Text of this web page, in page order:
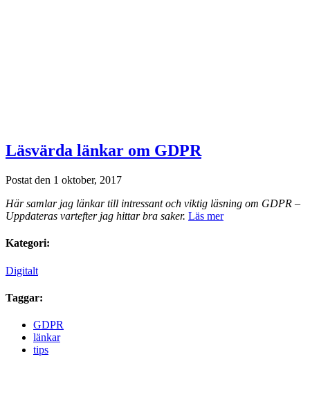
Läsvärda länkar om GDPR
Postat den 1 oktober, 2017
Här samlar jag länkar till intressant och viktig läsning om GDPR –
Uppdateras vartefter jag hittar bra saker. Läs mer
Kategori:
Digitalt
Taggar:
GDPR
länkar
tips